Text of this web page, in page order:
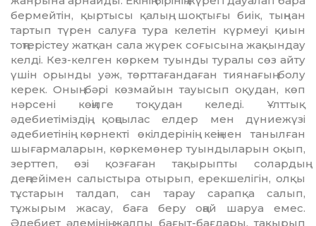
бермейтiн, қыртысы қалың, шоқтығы биiк, тыңнан
тартып түрен салуға тура келетiн күрмеуi қиын
тоңтерiстеу жатқан сала жүрек соғысына жақындау
келді. Кез-келген көр­кем туынды туралы сөз айту
үшiн орын­ды уәж, төрттағандаған тиянағың болу
керек. Оның бәрi көзмайын тауысып оқудан, көп
нәрсенi көңiлге тоқудан келедi. Ұлттық
әдебиетiмiздiң, қоңсылас елдер мен дүниежүзi
әдебиетiнiң көрнектi өкiл­дерiнiң кеңiнен танылған
шығар­ма­ларын, көркемөнер туындыларын оқып,
зерт­теп, өзi қозғаған тақырыпты солар­дың
деңгейiмен салыстыра отырып, ерек­шелiгiн, олқы
тұстарын талдап, сан тарау са­рапқа салып,
тұжырым жасау, баға беру оңай шаруа емес.
Әдебиет әлемiнiң жал­пы бағыт-бағдары, тақырып